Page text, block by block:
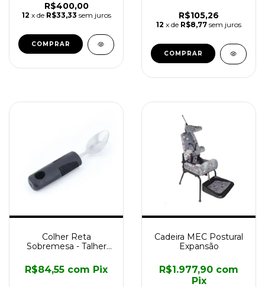
R$400,00
12 x de R$33,33 sem juros
COMPRAR
R$105,26
12 x de R$8,77 sem juros
COMPRAR
Colher Reta
Sobremesa - Talher
Engrossador
Longevitech
R$84,55 com Pix
Cadeira MEC Postural
Expansão
R$1.977,90 com
Pix